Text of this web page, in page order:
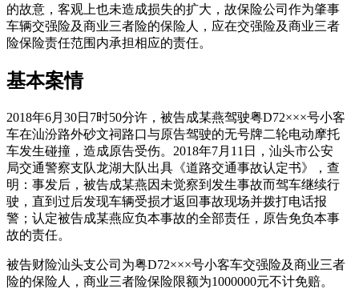
的故意，客观上也未造成损失的扩大，故保险公司作为肇事
车辆交强险及商业三者险的保险人，应在交强险及商业三者
险保险责任范围内承担相应的责任。
基本案情
2018年6月30日7时50分许，被告成某燕驾驶粤D72×××号小客
车在汕汾路外砂文祠路口与原告驾驶的无号牌二轮电动摩托
车发生碰撞，造成原告受伤。2018年7月11日，汕头市公安
局交通警察支队龙湖大队出具《道路交通事故认定书》，查
明：事发后，被告成某燕因未觉察到发生事故而驾车继续行
驶，直到过后发现车辆受损才返回事故现场并拨打电话报
警；认定被告成某燕应负本事故的全部责任，原告免负本事
故的责任。
被告财险汕头支公司为粤D72×××号小客车交强险及商业三者
险的保险人，商业三者险保险限额为1000000元不计免赔。